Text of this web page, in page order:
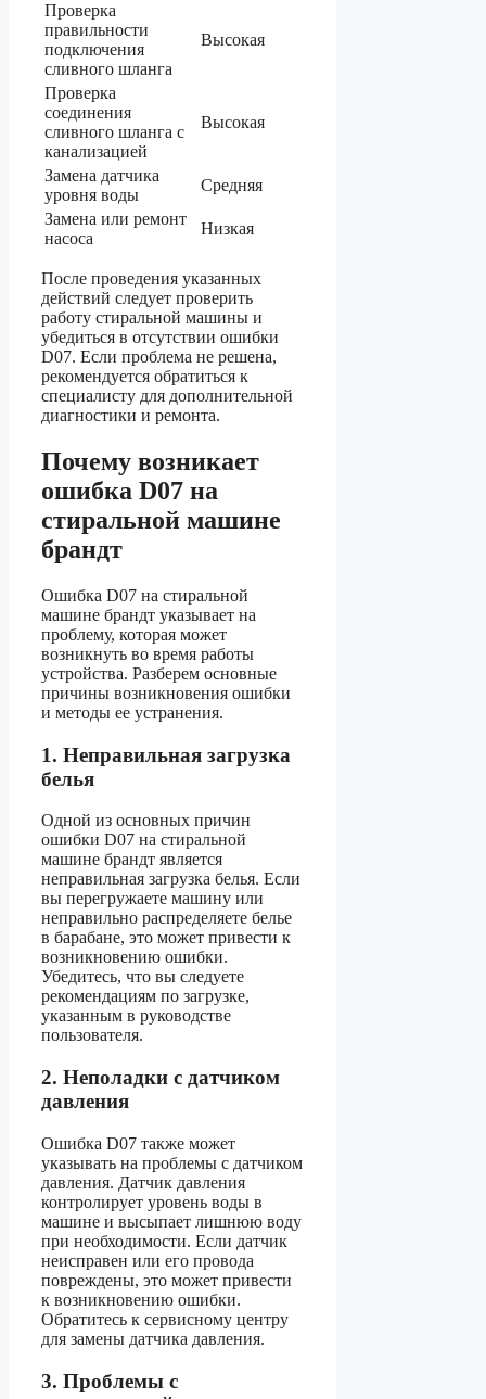
Проверка
правильности
подключения
сливного шланга
Высокая
Проверка
соединения
сливного шланга с
канализацией
Высокая
Замена датчика
уровня воды
Средняя
Замена или ремонт
насоса
Низкая
После проведения указанных
действий следует проверить
работу стиральной машины и
убедиться в отсутствии ошибки
D07. Если проблема не решена,
рекомендуется обратиться к
специалисту для дополнительной
диагностики и ремонта.
Почему возникает
ошибка D07 на
стиральной машине
брандт
Ошибка D07 на стиральной
машине брандт указывает на
проблему, которая может
возникнуть во время работы
устройства. Разберем основные
причины возникновения ошибки
и методы ее устранения.
1. Неправильная загрузка
белья
Одной из основных причин
ошибки D07 на стиральной
машине брандт является
неправильная загрузка белья. Если
вы перегружаете машину или
неправильно распределяете белье
в барабане, это может привести к
возникновению ошибки.
Убедитесь, что вы следуете
рекомендациям по загрузке,
указанным в руководстве
пользователя.
2. Неполадки с датчиком
давления
Ошибка D07 также может
указывать на проблемы с датчиком
давления. Датчик давления
контролирует уровень воды в
машине и высыпает лишнюю воду
при необходимости. Если датчик
неисправен или его провода
повреждены, это может привести
к возникновению ошибки.
Обратитесь к сервисному центру
для замены датчика давления.
3. Проблемы с